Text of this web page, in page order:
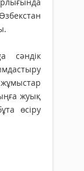
сәндік
жуық
өсіру